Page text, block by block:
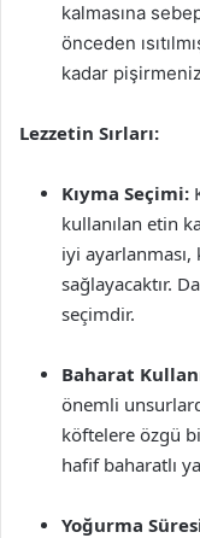
kalmasına
önceden
kadar
Lezzetin Sırları:
Kıyma Seçimi:
kullanılan etin
iyi
sağlayacaktır.
seçimdir.
Baharat
önemli
köftelere özgü
hafif baharatlı
Yoğurma